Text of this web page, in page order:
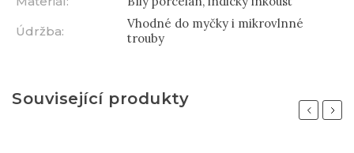
Údržba:
Vhodné do myčky i mikrovlnné
trouby
Související produkty
Previous
Next